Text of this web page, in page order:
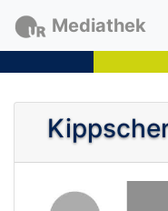
Mediathek